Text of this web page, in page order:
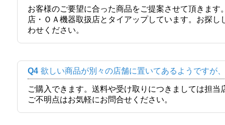
お客様のご要望に合った商品をご提案させて頂きま
店・ＯＡ機器取扱店とタイアップしています。お探
わせください。
Q4 欲しい商品が別々の店舗に置いてあるようですが
ご購入できます。送料や受け取りにつきましては担
ご不明点はお気軽にお問合せください。